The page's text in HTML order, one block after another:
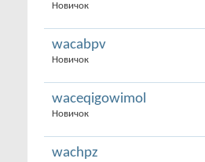
Новичок
wacabpv
Новичок
waceqigowimol
Новичок
wachpz